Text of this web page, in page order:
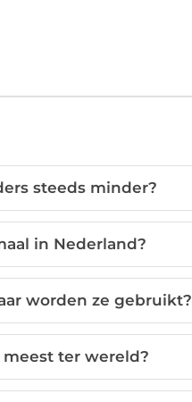
steeds minder?
in Nederland?
worden ze gebruikt?
ter wereld?